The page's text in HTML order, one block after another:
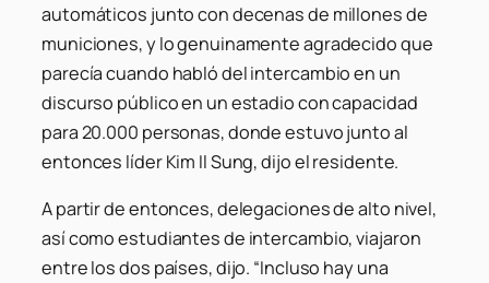
automáticos junto con decenas de millones de
municiones, y lo genuinamente agradecido que
parecía cuando habló del intercambio en un
discurso público en un estadio con capacidad
para 20.000 personas, donde estuvo junto al
entonces líder Kim Il Sung, dijo el residente.
A partir de entonces, delegaciones de alto nivel,
así como estudiantes de intercambio, viajaron
entre los dos países, dijo. “Incluso hay una